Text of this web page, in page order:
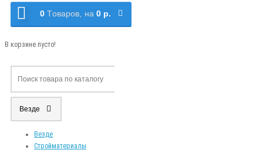
0 Tоваров, на 0 р.
В корзине пусто!
Везде
Везде
Стройматериалы